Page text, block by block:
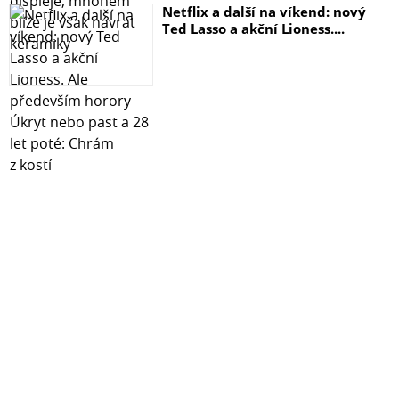
Jádro CPU 4
CPU architektura 64bitový
Frekvence CPU 2.2 GHz
Systém hardwarového šifrování ?
Paměť
Systémová paměť 4 GB DDR4 ECC SODIMM
Předinstalovaný paměťový modul 4 GB (4 GB x 1)
Celkový počet paměťových slotů 2
Netflix a další na víkend: nový
Ted Lasso a akční Lioness....